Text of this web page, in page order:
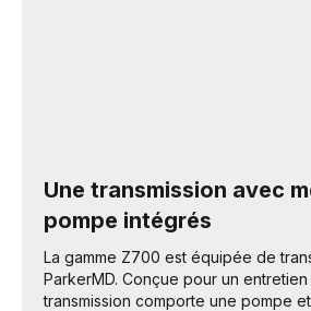
Une transmission avec
pompe intégrés
La gamme Z700 est équipée de
ParkerMD. Conçue pour un
transmission comporte une pompe